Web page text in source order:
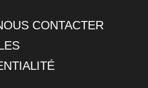
CONTACTER